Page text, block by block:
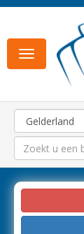
Toggle
navigation